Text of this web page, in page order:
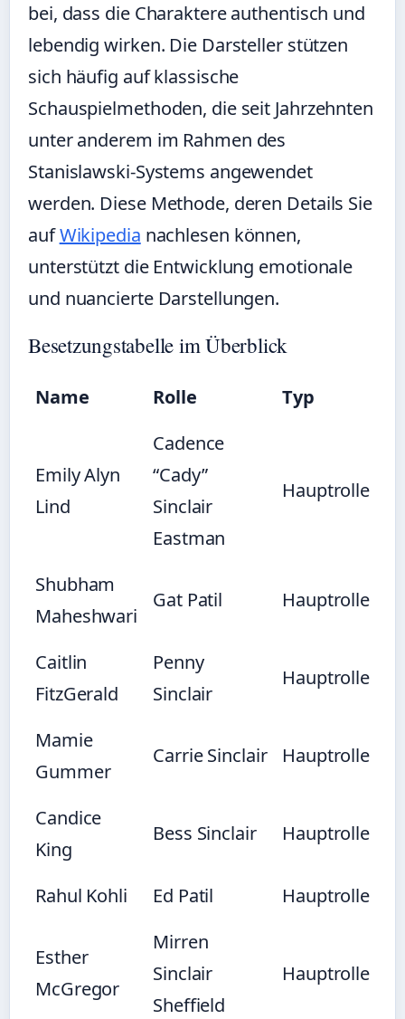
bei, dass die Charaktere authentisch und
lebendig wirken. Die Darsteller stützen
sich häufig auf klassische
Schauspielmethoden, die seit Jahrzehnten
unter anderem im Rahmen des
Stanislawski-Systems angewendet
werden. Diese Methode, deren Details Sie
aufWikipedia nachlesen können,
unterstützt die Entwicklung emotionale
und nuancierte Darstellungen.
Besetzungstabelle im Überblick
Name Rolle Typ
Emily Alyn
Lind
Cadence
“Cady”
Sinclair
Eastman
Hauptrolle
Shubham
Maheshwari
Gat Patil Hauptrolle
Caitlin
FitzGerald
Penny
Sinclair
Hauptrolle
Mamie
Gummer
Carrie Sinclair Hauptrolle
Candice
King
Bess Sinclair Hauptrolle
Rahul Kohli Ed Patil Hauptrolle
Esther
McGregor
Mirren
Sinclair
Sheffield
Hauptrolle